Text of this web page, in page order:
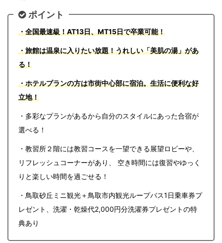
ポイント
・全国最速級！AT13日、MT15日で卒業可能！
・旅館は温泉に入りたい放題！うれしい「美肌の湯」があ
る！
・ホテルプランの方は市街中心部に宿泊。生活に便利な好
立地！
・多彩なプランがあるから自分のスタイルにあった合宿が
選べる！
・教習所２階には教習コースを一望できる展望ロビーや、
リフレッシュコーナーがあり、 空き時間には復習やゆっく
りと楽しい時間を過ごせる！
・鳥取砂丘ミニ観光＋鳥取市内観光ループバス1日乗車券プ
レゼント、洗濯・乾燥代2,000円分洗濯券プレゼントの特
典あり